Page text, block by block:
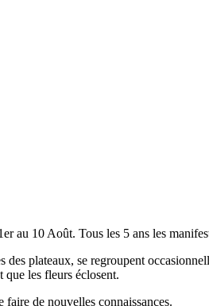
au 10 Août. Tous les 5 ans les
plateaux, se regroupent
les fleurs éclosent.
de nouvelles connaissances.